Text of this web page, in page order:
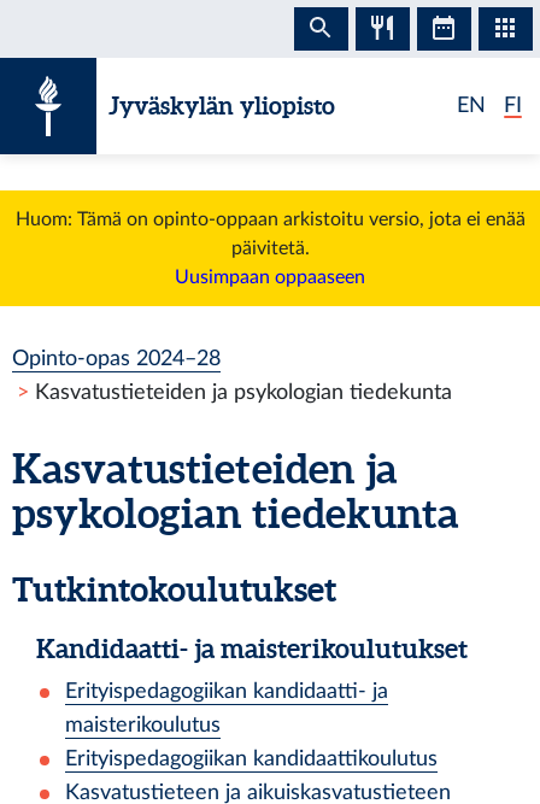
Jyväskylän yliopisto EN FI
Huom: Tämä on opinto-oppaan arkistoitu versio, jota ei enää
päivitetä.
Uusimpaan oppaaseen
Opinto-opas 2024–28
Kasvatustieteiden ja psykologian tiedekunta
Kasvatustieteiden ja
psykologian tiedekunta
Tutkintokoulutukset
Kandidaatti- ja maisterikoulutukset
Erityispedagogiikan kandidaatti- ja
maisterikoulutus
Erityispedagogiikan kandidaattikoulutus
Kasvatustieteen ja aikuiskasvatustieteen